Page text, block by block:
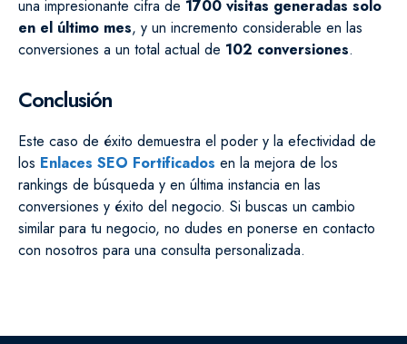
una impresionante cifra de 1700 visitas generadas solo
en el último mes, y un incremento considerable en las
conversiones a un total actual de 102 conversiones.
Conclusión
Este caso de éxito demuestra el poder y la efectividad de
los Enlaces SEO Fortificados en la mejora de los
rankings de búsqueda y en última instancia en las
conversiones y éxito del negocio. Si buscas un cambio
similar para tu negocio, no dudes en ponerse en contacto
con nosotros para una consulta personalizada.